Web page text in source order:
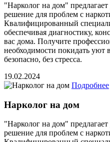
"Нарколог на дом"
решение для проблем с
Квалифицированный
обеспечивая диагностику,
вас дома. Получите
необходимости покидать уют
безопасно, без стресса.
19.02.2024
Подробнее
Нарколог на дом
"Нарколог на дом"
решение для проблем с